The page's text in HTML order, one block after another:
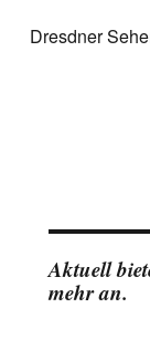
Dresdner
Aktuell
mehr an.